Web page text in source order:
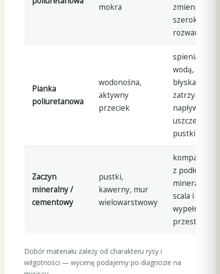
mokra
zmiennej
szerokości
rozwarcia
Pianka
poliuretanowa
wodonośna,
aktywny
przeciek
spienia się z
wodą,
zatrzymuje
napływ,
uszczelnia
pustki
Zaczyn
mineralny /
cementowy
pustki,
kawerny, mur
wielowarstwowy
z podłożem
mineralnym,
scala i
wypełnia
przestrzenie
Dobór materiału zależy od charakteru rysy i
wilgotności — wycenę podajemy po diagnozie na